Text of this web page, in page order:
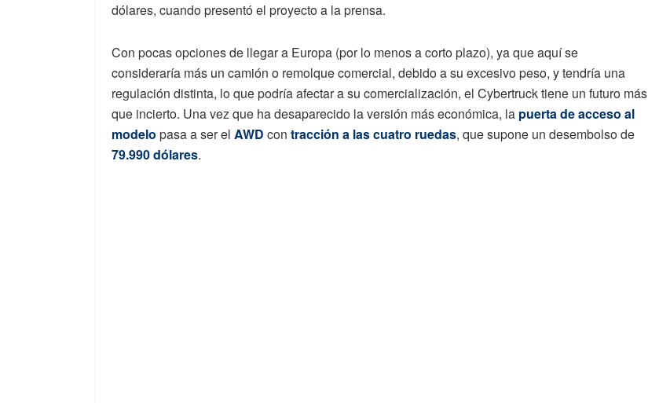
dólares, cuando presentó el proyecto a la prensa.
Con pocas opciones de llegar a Europa (por lo menos a corto plazo), ya que aquí se
consideraría más un camión o remolque comercial, debido a su excesivo peso, y tendría una
regulación distinta, lo que podría afectar a su comercialización, el Cybertruck tiene un futuro más
que incierto. Una vez que ha desaparecido la versión más económica, la puerta de acceso al
modelo pasa a ser el AWD con tracción a las cuatro ruedas, que supone un desembolso de
79.990 dólares.